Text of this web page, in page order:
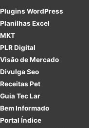
PluginsWordPress
Planilhas Excel
MKT
PLRDigital
Visão de Mercado
Divulga Seo
Receitas Pet
Guia Tec Lar
Bem Informado
Portal Índice